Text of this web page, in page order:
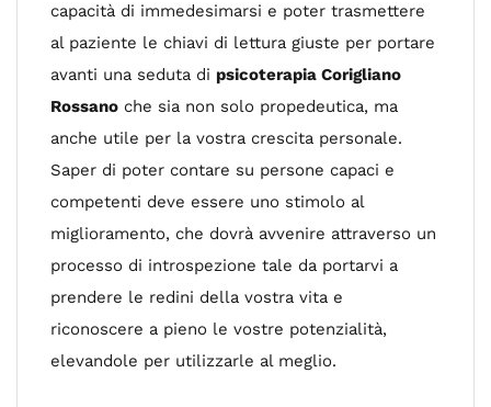
capacità di immedesimarsi e poter trasmettere
al paziente le chiavi di lettura giuste per portare
avanti una seduta di psicoterapia Corigliano
Rossano che sia non solo propedeutica, ma
anche utile per la vostra crescita personale.
Saper di poter contare su persone capaci e
competenti deve essere uno stimolo al
miglioramento, che dovrà avvenire attraverso un
processo di introspezione tale da portarvi a
prendere le redini della vostra vita e
riconoscere a pieno le vostre potenzialità,
elevandole per utilizzarle al meglio.